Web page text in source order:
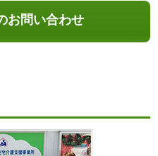
お問い合わせ